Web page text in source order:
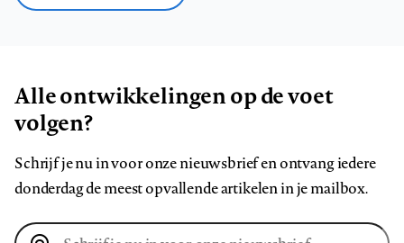
Alle ontwikkelingen op de voet
volgen?
Schrijf je nu in voor onze nieuwsbrief en ontvang iedere
donderdag de meest opvallende artikelen in je mailbox.